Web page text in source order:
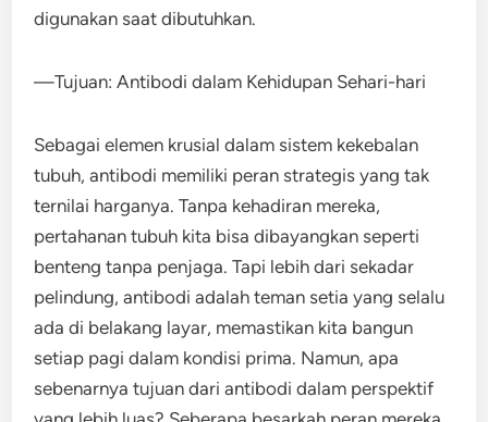
digunakan saat dibutuhkan.
—Tujuan: Antibodi dalam Kehidupan Sehari-hari
Sebagai elemen krusial dalam sistem kekebalan
tubuh, antibodi memiliki peran strategis yang tak
ternilai harganya. Tanpa kehadiran mereka,
pertahanan tubuh kita bisa dibayangkan seperti
benteng tanpa penjaga. Tapi lebih dari sekadar
pelindung, antibodi adalah teman setia yang selalu
ada di belakang layar, memastikan kita bangun
setiap pagi dalam kondisi prima. Namun, apa
sebenarnya tujuan dari antibodi dalam perspektif